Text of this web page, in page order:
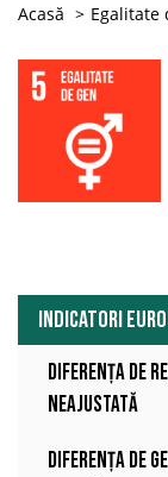
Acasă Egalitate
INDICATORI
Diferența de
neajustată
Diferența de